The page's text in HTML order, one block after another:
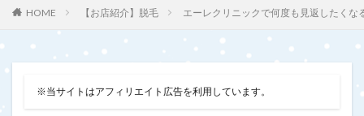
HOME 【お店紹介】脱毛 エーレクリニックで何度も見返したくな
※当サイトはアフィリエイト広告を利用しています。